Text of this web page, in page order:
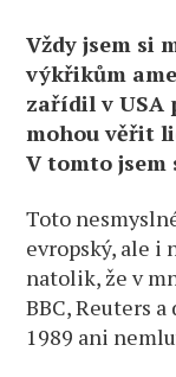
Vždy jsem si
výkřikům
zařídil v USA
mohou věřit
V tomto jsem
Toto
evropský, ale i
natolik, že v
BBC, Reuters
1989 ani